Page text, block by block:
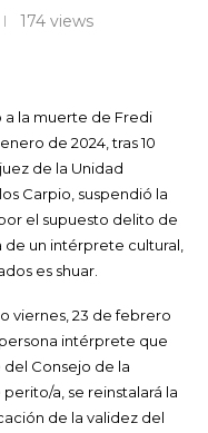
174views
a la muerte de Fredi
de 2024, tras 10
de la Unidad
Carpio, suspendió la
el supuesto delito de
de un intérprete cultural,
es shuar.
viernes, 23 de febrero
persona intérprete que
Consejo de la
a, se reinstalará la
de la validez del